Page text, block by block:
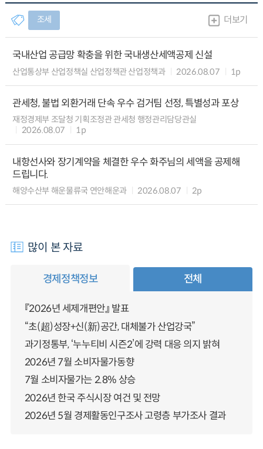
조세 더보기
국내산업 공급망 확충을 위한 국내생산세액공제 신설
산업통상부 산업정책실 산업정책관 산업정책과 2026.08.07 1p
관세청, 불법 외환거래 단속 우수 검거팀 선정, 특별성과 포상
재정경제부 조달청 기획조정관 관세청 행정관리담당관실
2026.08.07
1p
내항선사와 장기계약을 체결한 우수 화주님의 세액을 공제해
드립니다.
해양수산부 해운물류국 연안해운과 2026.08.07 2p
많이 본 자료
경제정책정보 전체
『2026년 세제개편안』 발표
“초(超)성장+신(新)공간, 대체불가 산업강국”
과기정통부, ‘누누티비 시즌2’에 강력 대응 의지 밝혀
2026년 7월 소비자물가동향
7월 소비자물가는 2.8% 상승
2026년 한국 주식시장 여건 및 전망
2026년 5월 경제활동인구조사 고령층 부가조사 결과